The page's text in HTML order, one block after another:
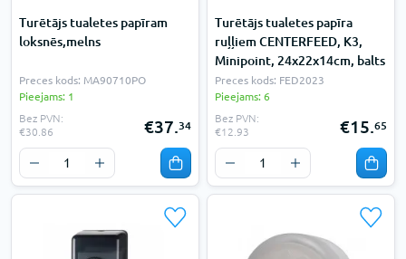
Turētājs tualetes papīram
loksnēs,melns
Preces kods: MA90710PO
Pieejams: 1
Bez PVN:
€30.86
€37.34
Turētājs tualetes papīra
ruļļiem CENTERFEED, K3,
Minipoint, 24x22x14cm, balts
Preces kods: FED2023
Pieejams: 6
Bez PVN:
€12.93
€15.65